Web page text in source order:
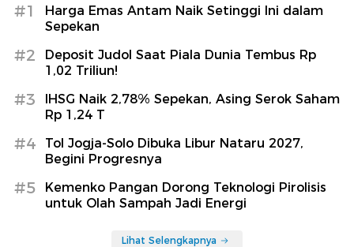
#1
Harga Emas Antam Naik Setinggi Ini dalam
Sepekan
#2
Deposit Judol Saat Piala Dunia Tembus Rp
1,02 Triliun!
#3
IHSG Naik 2,78% Sepekan, Asing Serok Saham
Rp 1,24 T
#4
Tol Jogja-Solo Dibuka Libur Nataru 2027,
Begini Progresnya
#5
Kemenko Pangan Dorong Teknologi Pirolisis
untuk Olah Sampah Jadi Energi
Lihat Selengkapnya